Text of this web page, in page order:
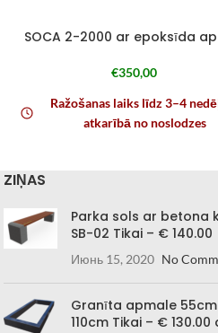
SOCA 2-2000 ar epoksīda
€350,00
Ražošanas laiks līdz 3–4
atkarībā no noslodzes
ZIŅAS
Parka sols ar betona
SB-02 Tikai – € 140.00
Июнь 15, 2020 No
Granīta apmale
110cm Tikai – € 130.00